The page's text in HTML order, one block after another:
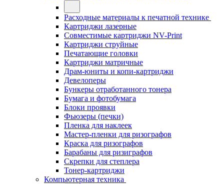
Расходные материалы к печатной технике
Картриджи лазерные
Совместимые картриджи NV-Print
Картриджи струйные
Печатающие головки
Картриджи матричные
Драм-юниты и копи-картриджи
Девелоперы
Бункеры отработанного тонера
Бумага и фотобумага
Блоки проявки
Фьюзеры (печки)
Пленка для наклеек
Мастер-пленки для ризографов
Краска для ризографов
Барабаны для ризиграфов
Скрепки для степлера
Тонер-картриджи
Компьютерная техника